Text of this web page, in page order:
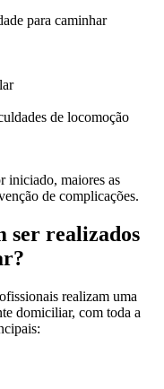
para caminhar
de locomoção
iniciado, maiores as
de complicações.
ser realizados
realizam uma
domiciliar, com toda a